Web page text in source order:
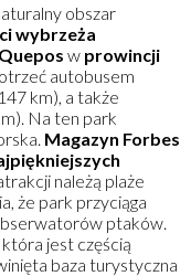
obszar
wybrzeża
w prowincji
autobusem
km), a także
Na ten park
Magazyn Forbes
należą plaże
że park przyciąga
ptaków.
jest częścią
baza turystyczna